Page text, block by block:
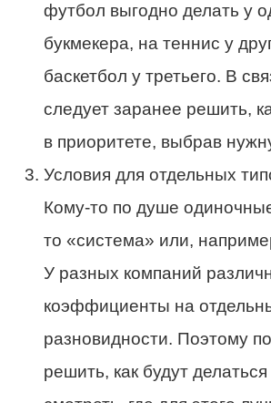
футбол выгодно делать у
букмекера, на теннис у
баскетбол у третьего. В
следует заранее решить,
в приоритете, выбрав
Условия для отдельных
Кому-то по душе
то «система» или,
У разных компаний
коэффициенты на
разновидности. Поэтому
решить, как будут